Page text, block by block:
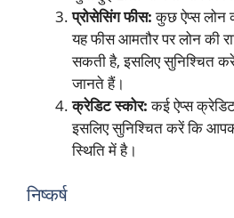
प्रोसेसिंग फीस:कुछ ऐप्स लोन
यह फीस आमतौर पर लोन की
सकती है, इसलिए सुनिश्चित
जानते हैं।
क्रेडिट स्कोर:कई ऐप्स
इसलिए सुनिश्चित करें कि
स्थिति में है।
निष्कर्ष